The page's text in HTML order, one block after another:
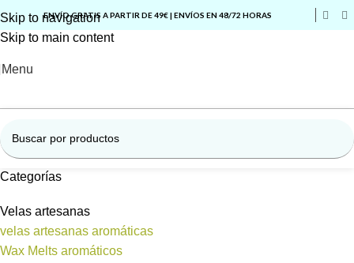
Skip to navigation
Skip to main content
ENVÍO GRATIS A PARTIR DE 49€ | ENVÍOS EN 48/72 HORAS
Menu
Categorías
Velas artesanas
velas artesanas aromáticas
Wax Melts aromáticos